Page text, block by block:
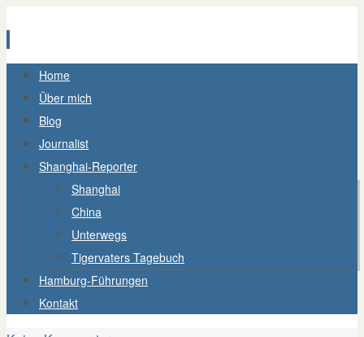
Zum
Inhalt
springen
Home
Über mich
Blog
Journalist
Shanghai-Reporter
Shanghai
China
Unterwegs
Tigervaters Tagebuch
Hamburg-Führungen
Kontakt